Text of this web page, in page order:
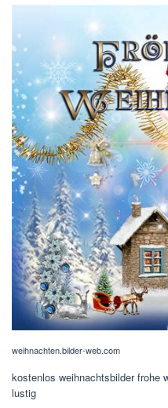
weihnachten.bilder-web.com
kostenlos weihnachtsbilder frohe
lustig